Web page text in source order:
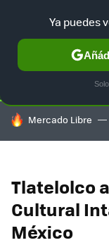
SELECCIÓN
HOY SE HABLA DE
Mercado Libre
Tlatelolco
Cultural
México
Ya puedes